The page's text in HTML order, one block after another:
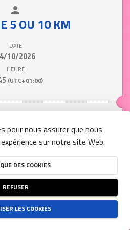
person
5 OU 10 KM
DATE
10/2026
HEURE
(UTC+01:00)
/ Personne
€
S'INSCRIRE
UN GROUPE
pour nous assurer que nous
sur notre site Web.
DES COOKIES
REFUSER
LES COOKIES